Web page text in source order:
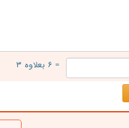
= ۶ بعلاوه ۳